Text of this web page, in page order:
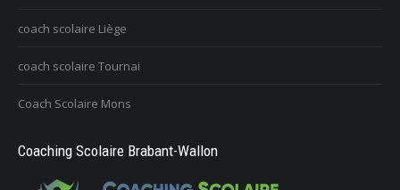
coach scolaire Liège
coach scolaire Tournai
Coach Scolaire Mons
Coaching Scolaire Brabant-Wallon